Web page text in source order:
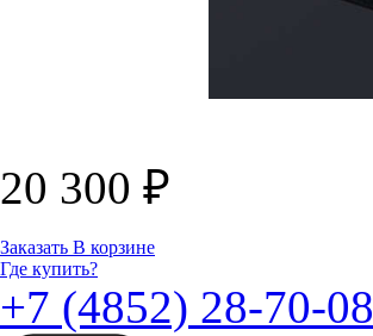
20 300 ₽
Заказать В корзине
Где купить?
+7 (4852) 28-70-08